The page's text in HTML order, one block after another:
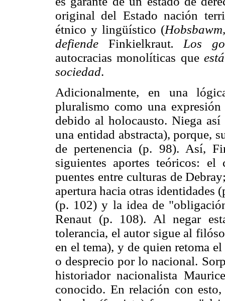
original del Estado nación
étnico y lingüístico (
defiende Finkielkraut.
Los
autocracias monolíticas que
sociedad.
Adicionalmente, en una
pluralismo como una
debido al holocausto. Niega
una entidad abstracta), porque,
de pertenencia (p. 98). Así,
siguientes aportes teóricos:
puentes entre culturas de
apertura hacia otras identidades
(p. 102) y la idea de
Renaut (p. 108). Al negar
tolerancia, el autor sigue al
en el tema), y de quien retoma
o desprecio por lo nacional.
historiador nacionalista
conocido. En relación con